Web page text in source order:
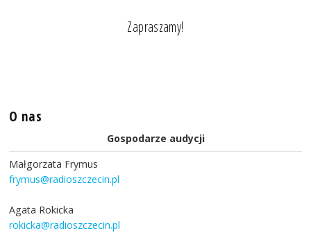
Zapraszamy!
O nas
Gospodarze audycji
Małgorzata Frymus
frymus@radioszczecin.pl
Agata Rokicka
rokicka@radioszczecin.pl